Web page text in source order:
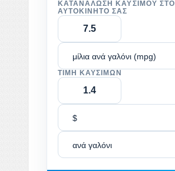
ΚΑΤΑΝΆΛΩΣΗ ΚΑΥΣΊΜΟΥ ΣΤΟ
ΑΥΤΟΚΊΝΗΤΌ ΣΑΣ
μίλια ανά γαλόνι (mpg)
ΤΙΜΉ ΚΑΥΣΊΜΩΝ
$
ανά γαλόνι